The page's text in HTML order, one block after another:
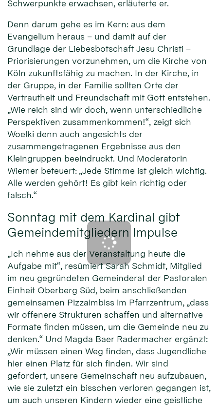
Schwerpunkte erwachsen, erläuterte er.
Denn darum gehe es im Kern: aus dem
Evangelium heraus – und damit auf der
Grundlage der Liebesbotschaft Jesu Christi –
Priorisierungen vorzunehmen, um die Kirche von
Köln zukunftsfähig zu machen. In der Kirche, in
der Gruppe, in der Familie sollten Orte der
Vertrautheit und Freundschaft mit Gott entstehen.
„Wie reich sind wir doch, wenn unterschiedliche
Perspektiven zusammenkommen!“, zeigt sich
Woelki denn auch angesichts der
zusammengetragenen Ergebnisse aus den
Kleingruppen beeindruckt. Und Moderatorin
Wiemer beteuert: „Jede Stimme ist gleich wichtig.
Alle werden gehört! Es gibt kein richtig oder
falsch.“
Sonntag mit dem Kardinal gibt
Gemeindemitgliedern Impulse
„Ich nehme aus der Veranstaltung heute die
Aufgabe mit“, resümiert Sarah Schmidt, Mitglied
im neu gegründeten Gemeinderat der Pastoralen
Einheit Oberberg Süd, beim anschließenden
gemeinsamen Pizzaimbiss im Pfarrzentrum, „dass
wir offenere Strukturen schaffen und alternative
Formate finden müssen, um die Gemeinde neu zu
denken.“ Und Magda Baer Radermacher ergänzt:
„Wir müssen einen Weg finden, dass Jugendliche
hier einen Platz für sich finden. Wir sind
gefordert, unsere Gemeinschaft neu aufzubauen,
wie sie zuletzt ein bisschen verloren gegangen ist,
um auch unseren Kindern wieder eine geistliche